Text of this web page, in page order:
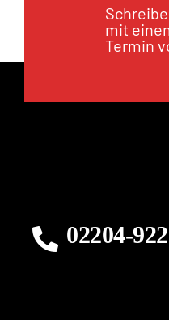
mit
Termin
02204-